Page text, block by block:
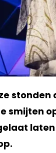
smijten